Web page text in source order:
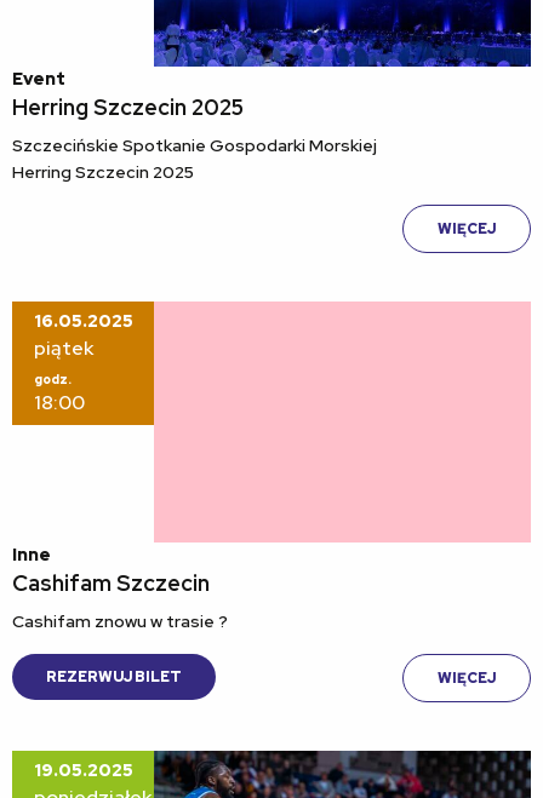
Event
Herring Szczecin 2025
Szczecińskie Spotkanie Gospodarki Morskiej
Herring Szczecin 2025
WIĘCEJ
16.05.2025
piątek
godz.
18:00
Inne
Cashifam Szczecin
Cashifam znowu w trasie ?
REZERWUJ BILET WIĘCEJ
19.05.2025